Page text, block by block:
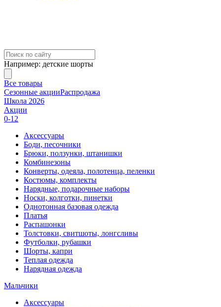
Например: детские шорты
Все товары
Сезонные акцииРаспродажа
Школа 2026
Акции
0-12
Аксессуары
Боди, песочники
Брюки, ползунки, штанишки
Комбинезоны
Конверты, одеяла, полотенца, пеленки
Костюмы, комплекты
Нарядные, подарочные наборы
Носки, колготки, пинетки
Однотонная базовая одежда
Платья
Распашонки
Толстовки, свитшоты, лонгсливы
Футболки, рубашки
Шорты, капри
Теплая одежда
Нарядная одежда
Мальчики
Аксессуары